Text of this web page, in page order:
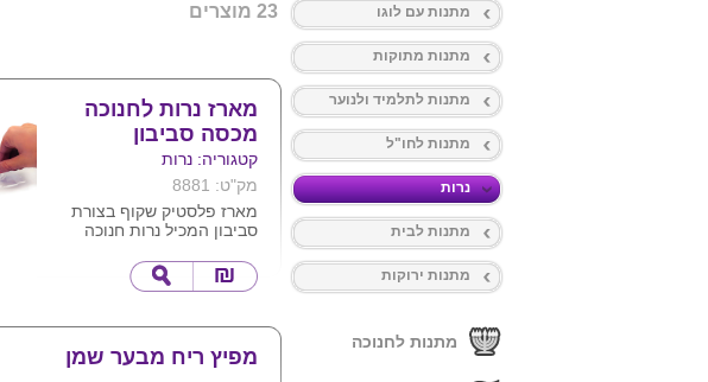
מתנות עם לוגו
מתנות מתוקות
מתנות לתלמיד ולנוער
מתנות לחו"ל
נרות
מתנות לבית
מתנות ירוקות
מתנות לחנוכה
23 מוצרים
מארז נרות לחנוכה
מכסה סביבון
קטגוריה: נרות
מק"ט: 8881
מארז פלסטיק שקוף בצורת
סביבון המכיל נרות חנוכה
להוציא והוא הופך סביבון
6X14.7
חברה
מפיץ ריח מבער שמן